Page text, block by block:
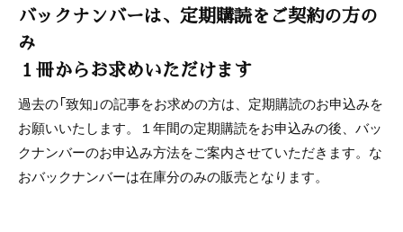
バックナンバーは、定期購読をご契約の方の
み
１冊からお求めいただけます
過去の「致知」の記事をお求めの方は、定期購読のお申込みを
お願いいたします。１年間の定期購読をお申込みの後、バッ
クナンバーのお申込み方法をご案内させていただきます。な
おバックナンバーは在庫分のみの販売となります。